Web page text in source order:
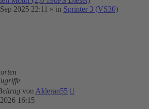
2025 22:11 » in Sprinter 3 (VS30)
von Alderan55
16:15